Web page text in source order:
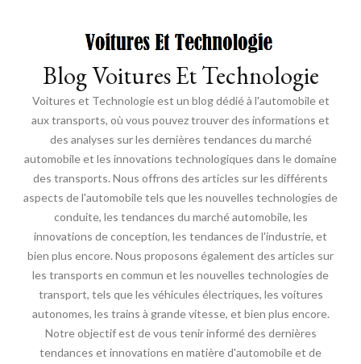
Blog Voitures Et Technologie
Voitures et Technologie est un blog dédié à l'automobile et
aux transports, où vous pouvez trouver des informations et
des analyses sur les dernières tendances du marché
automobile et les innovations technologiques dans le domaine
des transports. Nous offrons des articles sur les différents
aspects de l'automobile tels que les nouvelles technologies de
conduite, les tendances du marché automobile, les
innovations de conception, les tendances de l'industrie, et
bien plus encore. Nous proposons également des articles sur
les transports en commun et les nouvelles technologies de
transport, tels que les véhicules électriques, les voitures
autonomes, les trains à grande vitesse, et bien plus encore.
Notre objectif est de vous tenir informé des dernières
tendances et innovations en matière d'automobile et de